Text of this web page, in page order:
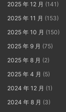
2025 年 12 月 (141)
2025 年 11 月 (153)
2025 年 10 月 (150)
2025 年 9 月 (75)
2025 年 8 月 (2)
2025 年 4 月 (5)
2024 年 12 月 (1)
2024 年 8 月 (3)